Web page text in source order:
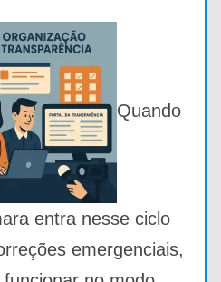
Quando
entra nesse ciclo
emergenciais,